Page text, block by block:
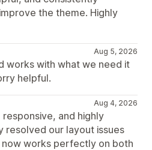
the theme. Highly
Aug 5, 2026
works with what we need it
helpful.
Aug 4, 2026
and highly
resolved our layout issues
works perfectly on both